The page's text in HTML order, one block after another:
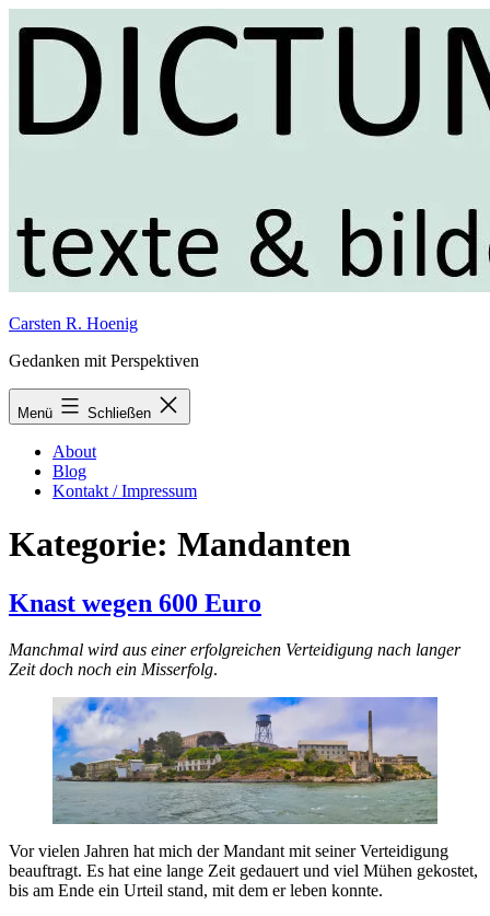
Inhalt
Carsten R. Hoenig
Gedanken mit Perspektiven
Menü Schließen
About
Blog
Kontakt / Impressum
Kategorie: Mandanten
Knast wegen 600 Euro
Manchmal wird aus einer erfolgreichen Verteidigung nach langer
Zeit doch noch ein Misserfolg.
Vor vielen Jahren hat mich der Mandant mit seiner Verteidigung
beauftragt. Es hat eine lange Zeit gedauert und viel Mühen gekostet,
bis am Ende ein Urteil stand, mit dem er leben konnte.